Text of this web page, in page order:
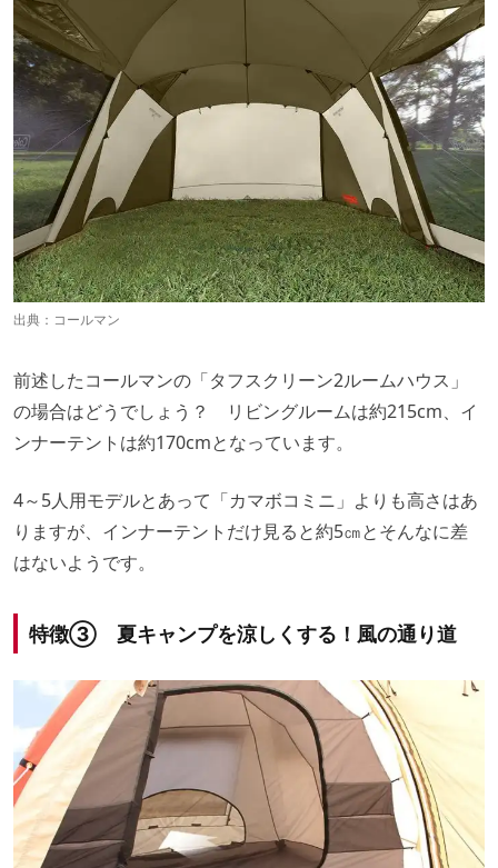
出典： コールマン
前述したコールマンの「タフスクリーン2ルームハウス」
の場合はどうでしょう？ リビングルームは約215cm、イ
ンナーテントは約170cmとなっています。
4～5人用モデルとあって「カマボコミニ」よりも高さはあ
りますが、インナーテントだけ見ると約5㎝とそんなに差
はないようです。
特徴③ 夏キャンプを涼しくする！風の通り道